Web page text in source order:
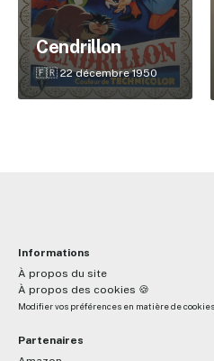
Cendrillon
🇫🇷 22 décembre 1950
Informations
À propos du site
À propos des cookies 🍪
Modifier vos préférences en matière de cookies
Partenaires
✕